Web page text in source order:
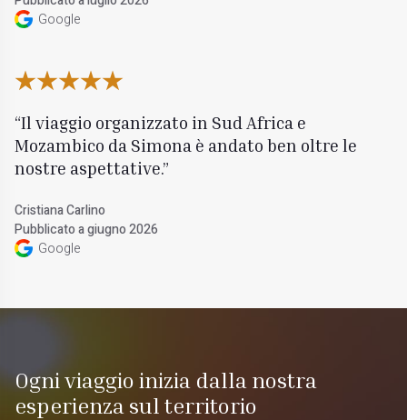
Google
Il viaggio organizzato in Sud Africa e
Mozambico da Simona è andato ben oltre le
nostre aspettative.
Cristiana Carlino
Pubblicato a giugno 2026
Google
Ogni viaggio inizia dalla nostra
esperienza sul territorio